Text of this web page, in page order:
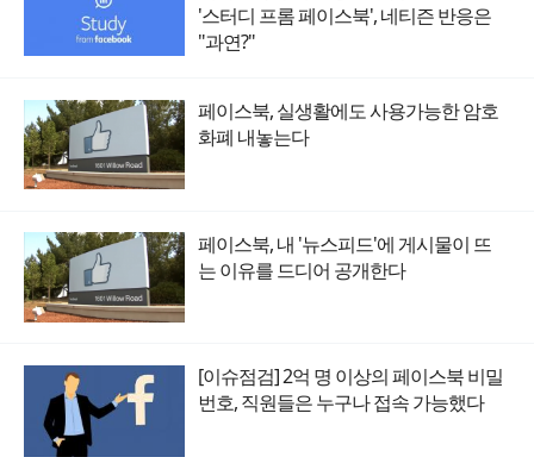
'스터디 프롬 페이스북', 네티즌 반응은
"과연?"
페이스북, 실생활에도 사용가능한 암호
화폐 내놓는다
페이스북, 내 '뉴스피드'에 게시물이 뜨
는 이유를 드디어 공개한다
[이슈점검] 2억 명 이상의 페이스북 비밀
번호, 직원들은 누구나 접속 가능했다